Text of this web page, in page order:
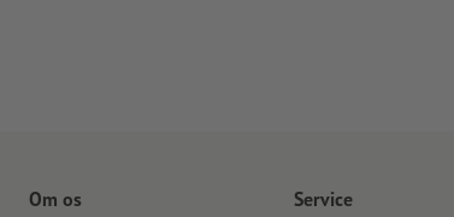
Om os Service